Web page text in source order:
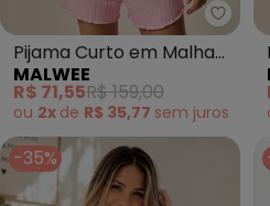
Pijama Curto em Malha
Canelada (Rosa)
MALWEE
R$ 71,55R$ 159,00
ou 2x de R$ 35,77 sem juros
-35%